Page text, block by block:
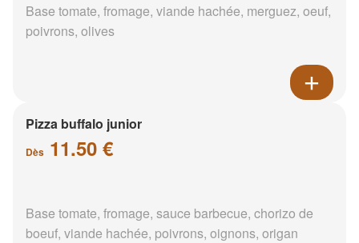
Base tomate, fromage, viande hachée, merguez, oeuf,
poivrons, olives
Pizza buffalo junior
Dès 11.50 €
Base tomate, fromage, sauce barbecue, chorizo de
boeuf, viande hachée, poivrons, oignons, origan